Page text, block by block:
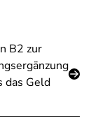
B2 zur
das Geld